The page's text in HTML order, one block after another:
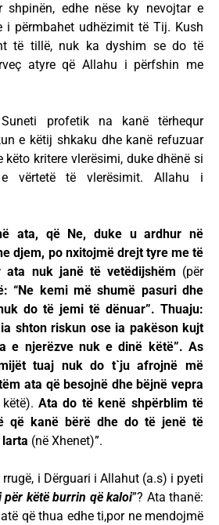
shpinën, edhe nëse ky nevojtar e
i përmbahet udhëzimit të Tij. Kush
të tillë, nuk ka dyshim se do të
atyre që Allahu i përfshin me
profetik na kanë tërhequr
e këtij shkaku dhe kanë refuzuar
këto kritere vlerësimi, duke dhënë si
vërtetë të vlerësimit. Allahu i
ata, që Ne, duke u ardhur në
djem, po nxitojmë drejt tyre me të
ata nuk janë të vetëdijshëm (për
“Ne kemi më shumë pasuri dhe
do të jemi të dënuar”. Thuaju:
shton riskun ose ia pakëson kujt
e njerëzve nuk e dinë këtë”. As
tuaj nuk do t`ju afrojnë më
ata që besojnë dhe bëjnë vepra
këtë).Ata do të kenë shpërblim të
që kanë bërë dhe do të jenë të
(në Xhenet)”.
i Dërguari i Allahut (a.s) i pyeti
për këtë burrin që kaloi”? Ata thanë:
që thua edhe ti,por ne mendojmë